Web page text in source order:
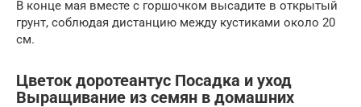
В конце мая вместе с горшочком высадите в открытый
грунт, соблюдая дистанцию между кустиками около 20
см.
Цветок доротеантус Посадка и уход
Выращивание из семян в домашних